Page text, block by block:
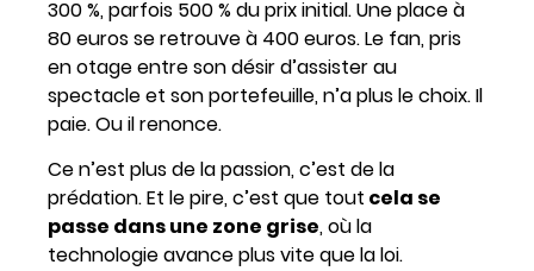
300 %, parfois 500 % du prix initial. Une place à
80 euros se retrouve à 400 euros. Le fan, pris
en otage entre son désir d’assister au
spectacle et son portefeuille, n’a plus le choix. Il
paie. Ou il renonce.
Ce n’est plus de la passion, c’est de la
prédation. Et le pire, c’est que tout cela se
passe dans une zone grise, où la
technologie avance plus vite que la loi.